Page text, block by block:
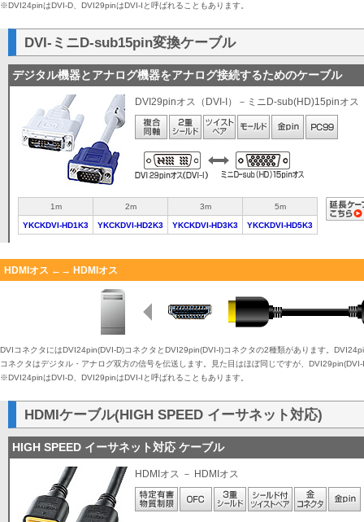
※DVI24pinはDVI-D、DVI29pinはDVI-Iと呼ばれることもあります。
DVI-ミニD-sub15pin変換ケーブル
デジタル機器とアナログ機器をアナログ接続するためのケーブル
DVI29pinオス（DVI-I）－ミニD-sub(HD)15pinオス
1m 2m 3m 5m
YKCKDVI-HD1K3 YKCKDVI-HD2K3 YKCKDVI-HD3K3 YKCKDVI-HD5K3
HDMIオス ←→ HDMIオス
DVIコネクタにはDVI24pin(DVI-D)コネクタとDVI29pin(DVI-I)コネクタの2種類があります。
コネクタはデジタル・アナログ双方の信号を伝送します。見た目はほぼ同じですが、
※DVI24pinはDVI-D、DVI29pinはDVI-Iと呼ばれることもあります。
HDMIケーブル(HIGH SPEED イーサネット対応)
HIGH SPEED イーサネット対応 ケーブル
HDMIオス － HDMIオス